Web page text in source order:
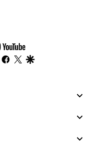
youtube-
footer
instagram
facebook
twitter